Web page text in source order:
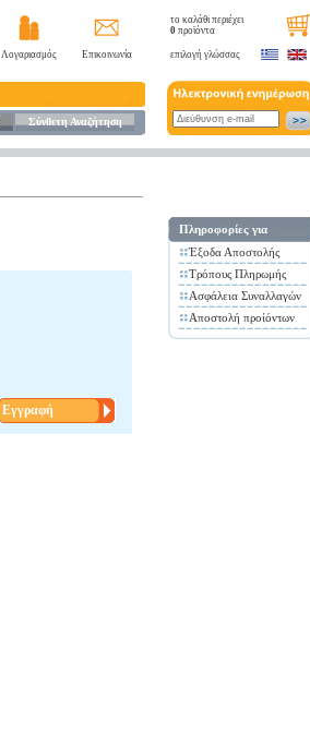
Λογαριασμός Επικοινωνία
Σύνθετη Αναζήτηση
το καλάθι περιέχει
0 προϊόντα
επιλογή γλώσσας
Εγγραφή
Πληροφορίες για
Έξοδα Αποστολής
Τρόπους Πληρωμής
Ασφάλεια Συναλλαγών
Αποστολή προίόντων